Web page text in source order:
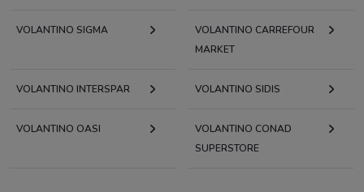
VOLANTINO SIGMA
VOLANTINO CARREFOUR
MARKET
VOLANTINO INTERSPAR VOLANTINO SIDIS
VOLANTINO OASI
VOLANTINO CONAD
SUPERSTORE